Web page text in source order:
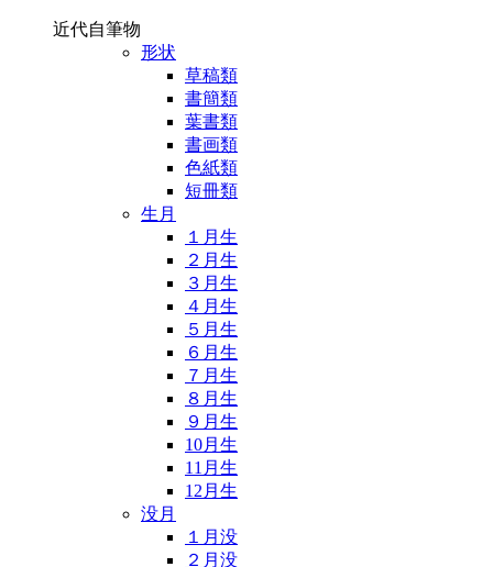
近代自筆物
形状
草稿類
書簡類
葉書類
書画類
色紙類
短冊類
生月
１月生
２月生
３月生
４月生
５月生
６月生
７月生
８月生
９月生
10月生
11月生
12月生
没月
１月没
２月没